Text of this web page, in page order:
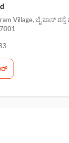
Village, ಬೈ ಪಾಸ್ ರಸ್ತೆ